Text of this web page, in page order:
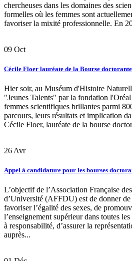
chercheuses dans les domaines des
formelles où les femmes sont
favoriser la mixité professionnelle. En
09 Oct
Cécile Floer lauréate de la Bourse
Hier soir, au Muséum d'Histoire
"Jeunes Talents" par la fondation
femmes scientifiques brillantes parmi
parcours, leurs résultats et implication
Cécile Floer, lauréate de la bourse
26 Avr
Appel à candidature pour les bourses
L’objectif de l’Association Française
d’Université (AFFDU) est de donner
favoriser l’égalité des sexes, de
l’enseignement supérieur dans toutes
à responsabilité, d’assurer la
auprès...